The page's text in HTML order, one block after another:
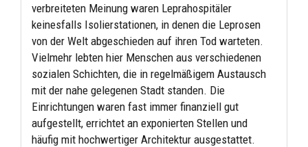
verbreiteten Meinung waren Leprahospitäler
keinesfalls Isolierstationen, in denen die Leprosen
von der Welt abgeschieden auf ihren Tod warteten.
Vielmehr lebten hier Menschen aus verschiedenen
sozialen Schichten, die in regelmäßigem Austausch
mit der nahe gelegenen Stadt standen. Die
Einrichtungen waren fast immer finanziell gut
aufgestellt, errichtet an exponierten Stellen und
häufig mit hochwertiger Architektur ausgestattet.